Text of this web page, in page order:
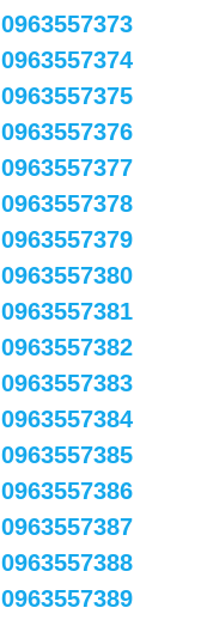
0963557373
0963557374
0963557375
0963557376
0963557377
0963557378
0963557379
0963557380
0963557381
0963557382
0963557383
0963557384
0963557385
0963557386
0963557387
0963557388
0963557389